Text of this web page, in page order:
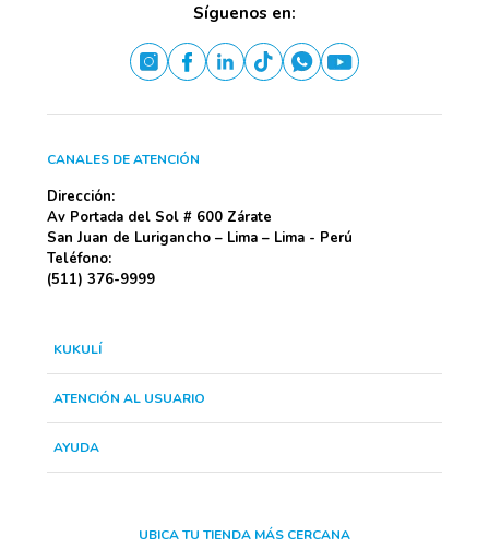
CANALES DE ATENCIÓN
Dirección:
Av Portada del Sol # 600 Zárate
San Juan de Lurigancho – Lima – Lima - Perú
Teléfono:
(511) 376-9999
Síguenos en:
KUKULÍ
ATENCIÓN AL USUARIO
AYUDA
UBICA TU TIENDA MÁS CERCANA